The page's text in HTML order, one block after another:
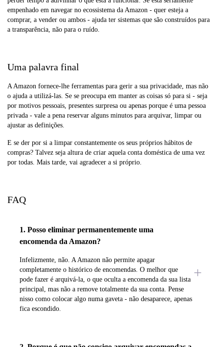
empenhado em navegar no ecossistema da Amazon - quer esteja a
comprar, a vender ou ambos - ajuda ter sistemas que são construídos para
a transparência, não para o ruído.
Uma palavra final
A Amazon fornece-lhe ferramentas para gerir a sua privacidade, mas não
o ajuda a utilizá-las. Se se preocupa em manter as coisas só para si - seja
por motivos pessoais, presentes surpresa ou apenas porque é uma pessoa
privada - vale a pena reservar alguns minutos para arquivar, limpar ou
ajustar as definições.
E se der por si a limpar constantemente os seus próprios hábitos de
compras? Talvez seja altura de criar aquela conta doméstica de uma vez
por todas. Mais tarde, vai agradecer a si próprio.
FAQ
1. Posso eliminar permanentemente uma
encomenda da Amazon?
Infelizmente, não. A Amazon não permite apagar
completamente o histórico de encomendas. O melhor que
pode fazer é arquivá-la, o que oculta a encomenda da sua lista
principal, mas não a remove totalmente da sua conta. Pense
nisso como colocar algo numa gaveta - não desaparece, apenas
fica escondido.